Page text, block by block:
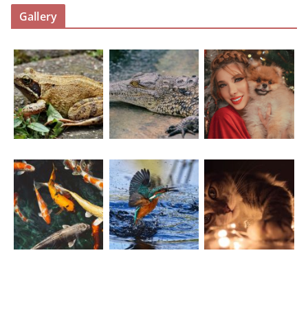
Gallery